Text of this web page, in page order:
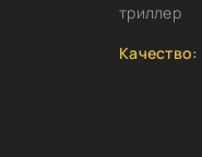
триллер
Качество: